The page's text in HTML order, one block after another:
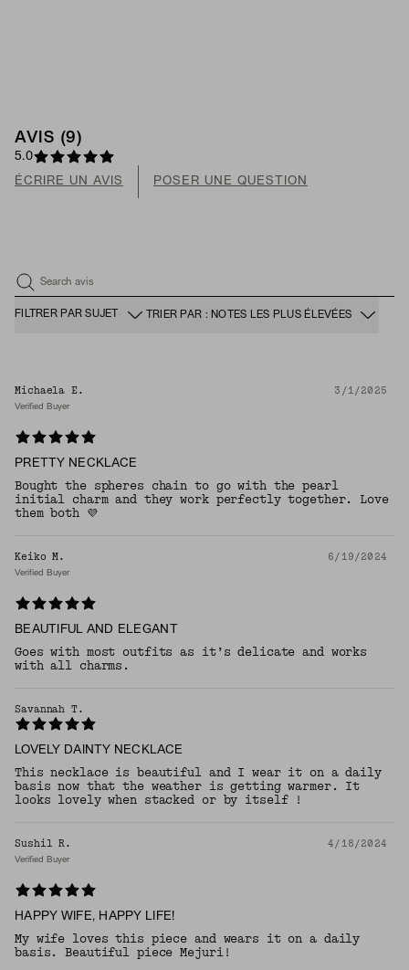
AVIS (9)
5.0
ÉCRIRE UN AVIS POSER UNE QUESTION
Search avis
FILTRER PAR SUJET TRIER PAR : NOTES LES PLUS ÉLEVÉES
Michaela E. 3/1/2025
Verified Buyer
PRETTY NECKLACE
Bought the spheres chain to go with the pearl
initial charm and they work perfectly together. Love
them both 💜
Keiko M. 6/19/2024
Verified Buyer
BEAUTIFUL AND ELEGANT
Goes with most outfits as it’s delicate and works
with all charms.
Savannah T.
LOVELY DAINTY NECKLACE
This necklace is beautiful and I wear it on a daily
basis now that the weather is getting warmer. It
looks lovely when stacked or by itself !
Sushil R. 4/18/2024
Verified Buyer
HAPPY WIFE, HAPPY LIFE!
My wife loves this piece and wears it on a daily
basis. Beautiful piece Mejuri!